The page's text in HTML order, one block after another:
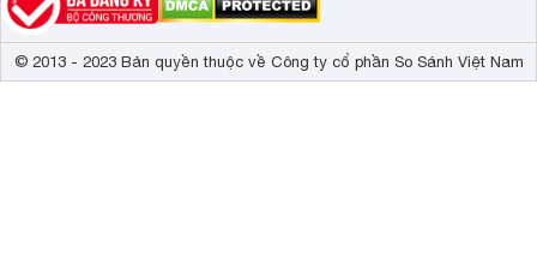
© 2013 - 2023 Bản quyền thuộc về Công ty cổ phần So Sánh Việt Nam